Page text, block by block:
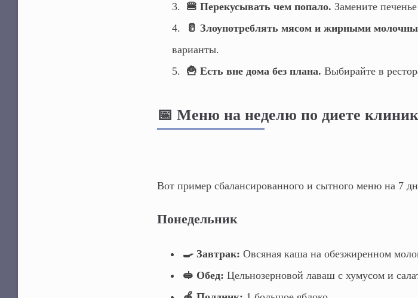
🍔 Перекусывать чем попало. Замените
🥛 Злоупотреблять мясом и жирными
варианты.
🍟 Есть вне дома без плана. Выбирайте в
📅 Меню на неделю по диете
Вот пример сбалансированного и сытного меню на 7
Понедельник
🍳 Завтрак: Овсяная каша на обезжиренном
🥪 Обед: Цельнозерновой лаваш с хумусом и